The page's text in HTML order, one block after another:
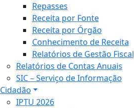
Repasses
Receita por Fonte
Receita por Órgão
Conhecimento de Receita
Relatórios de Gestão Fiscal
Relatórios de Contas Anuais
SIC – Serviço de Informação
Cidadão
IPTU 2026